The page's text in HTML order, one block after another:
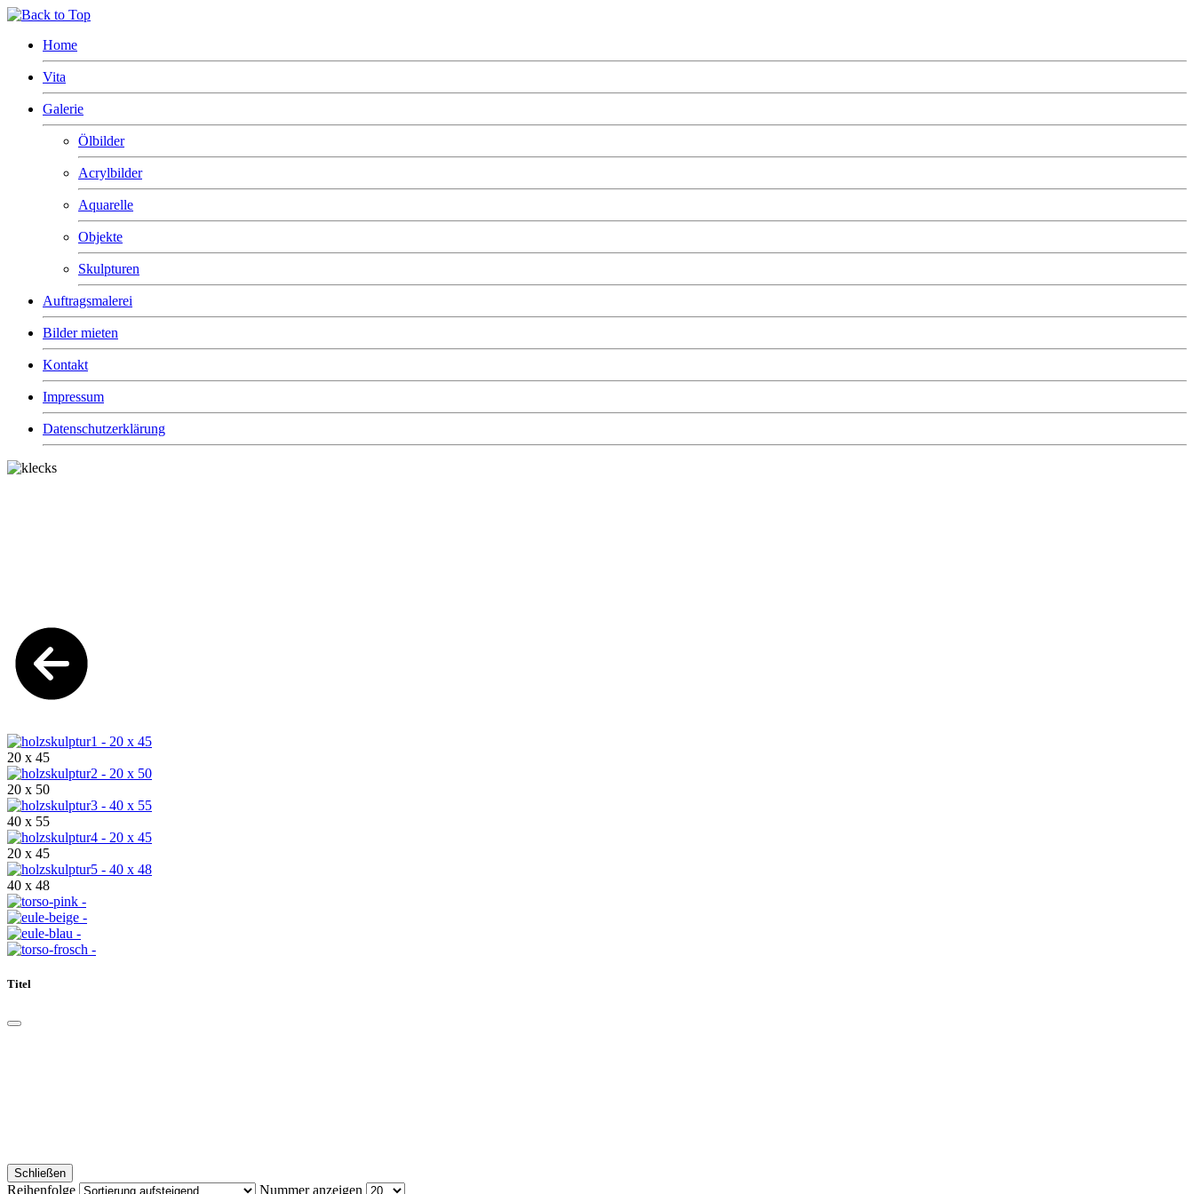
Home
Vita
Galerie
Ölbilder
Acrylbilder
Aquarelle
Objekte
Skulpturen
Auftragsmalerei
Bilder mieten
Kontakt
Impressum
Datenschutzerklärung
20 x 45
20 x 50
40 x 55
20 x 45
40 x 48
Titel
Schließen
Reihenfolge Nummer anzeigen